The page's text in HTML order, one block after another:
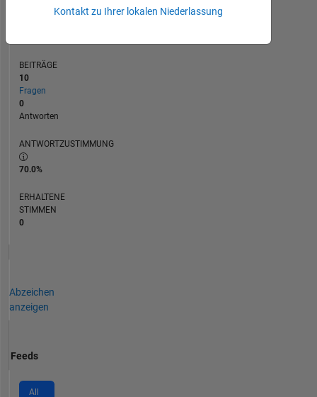
BEITRÄGE
10
Fragen
0
Antworten
ANTWORTZUSTIMMUNG
70.0%
ERHALTENE
STIMMEN
0
Abzeichen
anzeigen
Feeds
All
Kontakt zu Ihrer lokalen Niederlassung